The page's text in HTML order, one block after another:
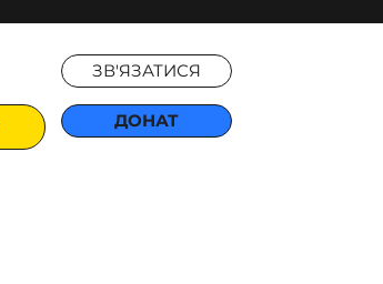
ЗВ'ЯЗАТИСЯ
ДОНАТ